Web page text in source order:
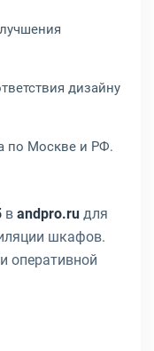
дизайну
по Москве и РФ.
в andpro.ru для
шкафов.
оперативной